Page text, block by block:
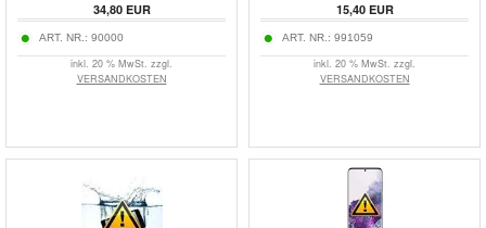
34,80 EUR
ART. NR.: 90000
inkl. 20 % MwSt. zzgl.
VERSANDKOSTEN
15,40 EUR
ART. NR.: 991059
inkl. 20 % MwSt. zzgl.
VERSANDKOSTEN